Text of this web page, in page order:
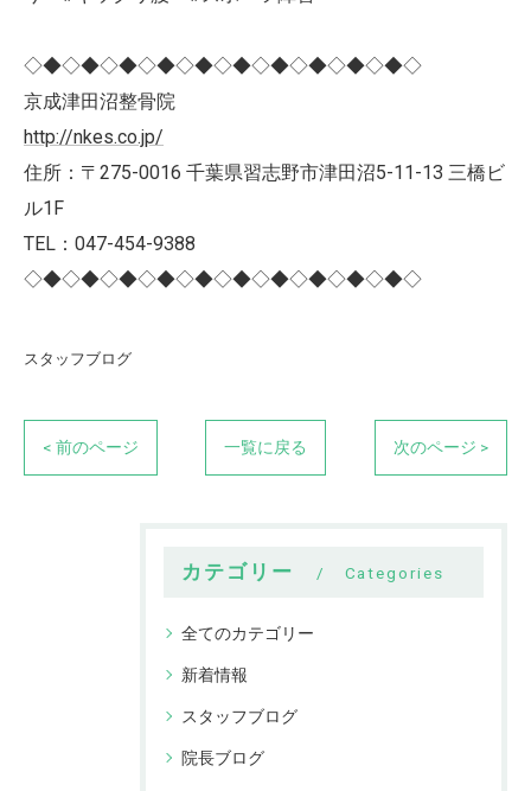
◇◆◇◆◇◆◇◆◇◆◇◆◇◆◇◆◇◆◇◆◇
京成津田沼整骨院
http://nkes.co.jp/
住所：〒275-0016 千葉県習志野市津田沼5-11-13 三橋ビ
ル1F
TEL：047-454-9388
◇◆◇◆◇◆◇◆◇◆◇◆◇◆◇◆◇◆◇◆◇
スタッフブログ
< 前のページ 一覧に戻る 次のページ >
カテゴリー Categories
全てのカテゴリー
新着情報
スタッフブログ
院長ブログ